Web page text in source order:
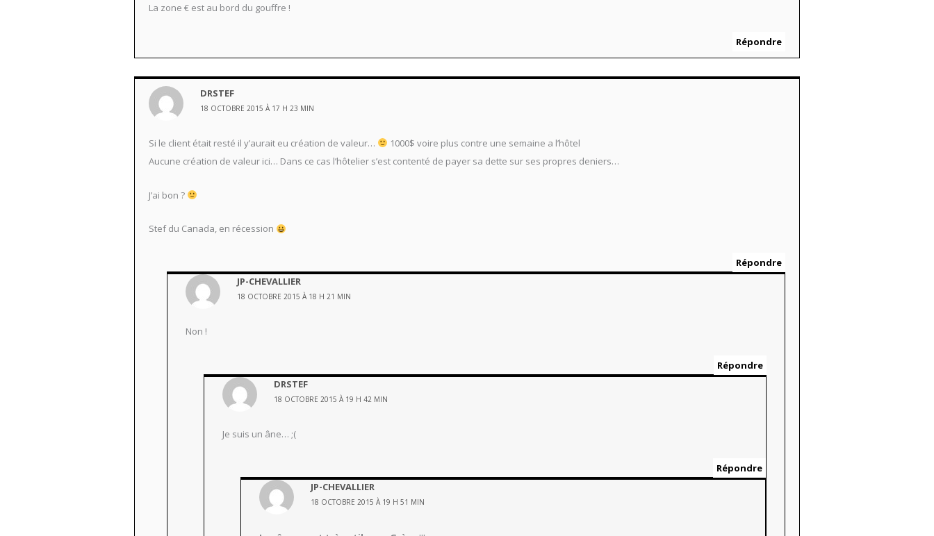
La zone € est au bord du gouffre !
Répondre
DRSTEF
18 OCTOBRE 2015 À 17 H 23 MIN
Si le client était resté il y’aurait eu création de valeur…
1000$ voire plus contre une semaine a l’hôtel
Aucune création de valeur ici… Dans ce cas l’hôtelier s’est contenté de payer sa dette sur ses propres deniers…
J’ai bon ?
Stef du Canada, en récession
Répondre
JP-CHEVALLIER
18 OCTOBRE 2015 À 18 H 21 MIN
Non !
Répondre
DRSTEF
18 OCTOBRE 2015 À 19 H 42 MIN
Je suis un âne… ;(
Répondre
JP-CHEVALLIER
18 OCTOBRE 2015 À 19 H 51 MIN